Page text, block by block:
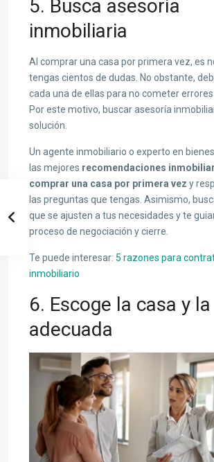
5. Busca asesoría
inmobiliaria
Al comprar una casa por primera vez, es
tengas cientos de dudas. No obstante,
cada una de ellas para no cometer errores
Por este motivo, buscar asesoría
solución.
Un agente inmobiliario o experto en
las mejores recomendaciones
comprar una casa por primera vez y
las preguntas que tengas. Asimismo,
que se ajusten a tus necesidades y te
proceso de negociación y cierre.
Te puede interesar: 5 razones para
inmobiliario
6. Escoge la casa y
adecuada